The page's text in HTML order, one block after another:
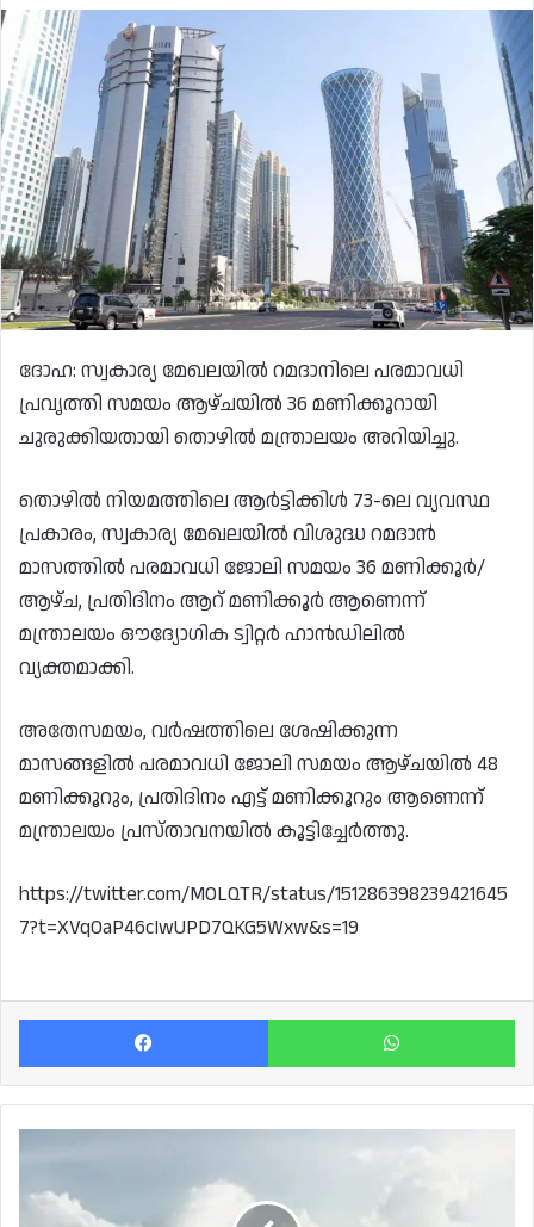
ദോഹ: സ്വകാര്യ മേഖലയിൽ റമദാനിലെ പരമാവധി
പ്രവൃത്തി സമയം ആഴ്ചയിൽ 36 മണിക്കൂറായി
ചുരുക്കിയതായി തൊഴിൽ മന്ത്രാലയം അറിയിച്ചു.
തൊഴിൽ നിയമത്തിലെ ആർട്ടിക്കിൾ 73-ലെ വ്യവസ്ഥ
പ്രകാരം, സ്വകാര്യ മേഖലയിൽ വിശുദ്ധ റമദാൻ
മാസത്തിൽ പരമാവധി ജോലി സമയം 36 മണിക്കൂർ/
ആഴ്ച, പ്രതിദിനം ആറ് മണിക്കൂർ ആണെന്ന്
മന്ത്രാലയം ഔദ്യോഗിക ട്വിറ്റർ ഹാൻഡിലിൽ
വ്യക്തമാക്കി.
അതേസമയം, വർഷത്തിലെ ശേഷിക്കുന്ന
മാസങ്ങളിൽ പരമാവധി ജോലി സമയം ആഴ്ചയിൽ 48
മണിക്കൂറും, പ്രതിദിനം എട്ട് മണിക്കൂറും ആണെന്ന്
മന്ത്രാലയം പ്രസ്താവനയിൽ കൂട്ടിച്ചേർത്തു.
https://twitter.com/MOLQTR/status/151286398239421645
7?t=XVqOaP46cIwUPD7QKG5Wxw&s=19
Facebook
1.30